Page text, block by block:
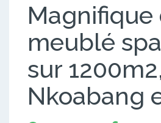
meublé
sur
Nkoabang